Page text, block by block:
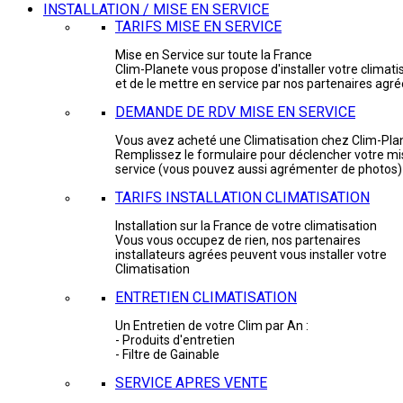
INSTALLATION / MISE EN SERVICE
TARIFS MISE EN SERVICE
Mise en Service sur toute la France
Clim-Planete vous propose d'installer votre
et de le mettre en service par nos partenaires
DEMANDE DE RDV MISE EN SERVICE
Vous avez acheté une Climatisation chez Clim-
Remplissez le formulaire pour déclencher votre
service (vous pouvez aussi agrémenter de photos)
TARIFS INSTALLATION CLIMATISATION
Installation sur la France de votre climatisation
Vous vous occupez de rien, nos partenaires
installateurs agrées peuvent vous installer votre
Climatisation
ENTRETIEN CLIMATISATION
Un Entretien de votre Clim par An :
- Produits d'entretien
- Filtre de Gainable
SERVICE APRES VENTE